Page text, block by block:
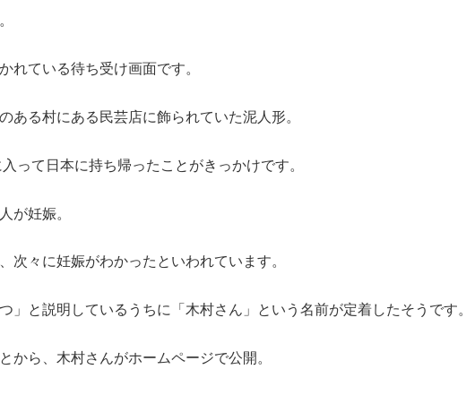
れている待ち受け画面です。
ある村にある民芸店に飾られていた泥人形。
って日本に持ち帰ったことがきっかけです。
が妊娠。
次々に妊娠がわかったといわれています。
」と説明しているうちに「木村さん」という名前が定着したそうです。
から、木村さんがホームページで公開。